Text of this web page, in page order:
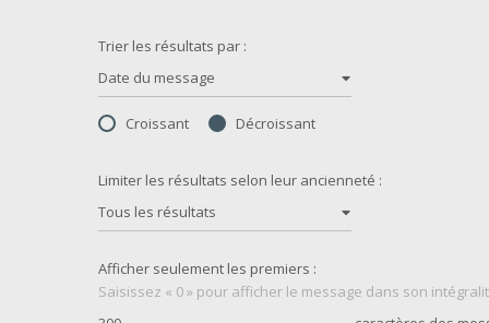
Trier les résultats par :
Date du message
Croissant Décroissant
Limiter les résultats selon leur ancienneté :
Tous les résultats
Afficher seulement les premiers :
Saisissez « 0 » pour afficher le message dans son